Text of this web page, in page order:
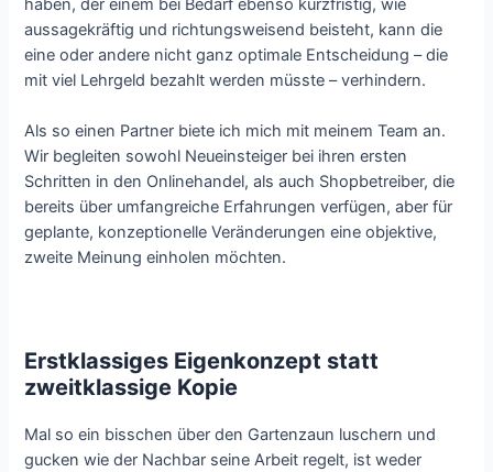
haben, der einem bei Bedarf ebenso kurzfristig, wie
aussagekräftig und richtungsweisend beisteht, kann die
eine oder andere nicht ganz optimale Entscheidung – die
mit viel Lehrgeld bezahlt werden müsste – verhindern.
Als so einen Partner biete ich mich mit meinem Team an.
Wir begleiten sowohl Neueinsteiger bei ihren ersten
Schritten in den Onlinehandel, als auch Shopbetreiber, die
bereits über umfangreiche Erfahrungen verfügen, aber für
geplante, konzeptionelle Veränderungen eine objektive,
zweite Meinung einholen möchten.
Erstklassiges Eigenkonzept statt
zweitklassige Kopie
Mal so ein bisschen über den Gartenzaun luschern und
gucken wie der Nachbar seine Arbeit regelt, ist weder